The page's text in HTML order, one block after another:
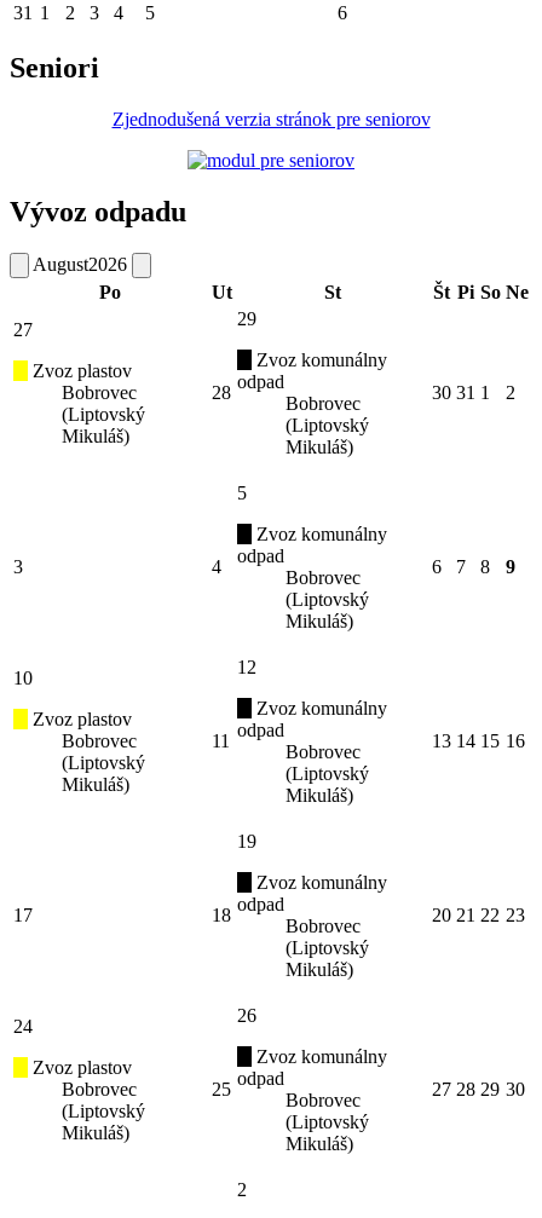
31 1 2 3 4 5 6
Seniori
Zjednodušená verzia stránok pre seniorov
Vývoz odpadu
August2026
Po
Ut St Št Pi So Ne
27
Zvoz plastov
Bobrovec
(Liptovský
Mikuláš)
28
29
Zvoz komunálny
odpad
Bobrovec
(Liptovský
Mikuláš)
30 31 1 2
3 4
5
Zvoz komunálny
odpad
Bobrovec
(Liptovský
Mikuláš)
6 7 8 9
10
Zvoz plastov
Bobrovec
(Liptovský
Mikuláš)
11
12
Zvoz komunálny
odpad
Bobrovec
(Liptovský
Mikuláš)
13 14 15 16
17 18
19
Zvoz komunálny
odpad
Bobrovec
(Liptovský
Mikuláš)
20 21 22 23
24
Zvoz plastov
Bobrovec
(Liptovský
Mikuláš)
25
26
Zvoz komunálny
odpad
Bobrovec
(Liptovský
Mikuláš)
27 28 29 30
2